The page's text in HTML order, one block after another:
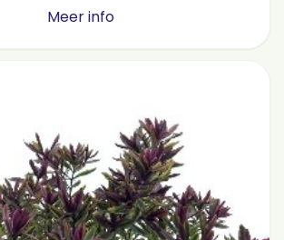
Meer info